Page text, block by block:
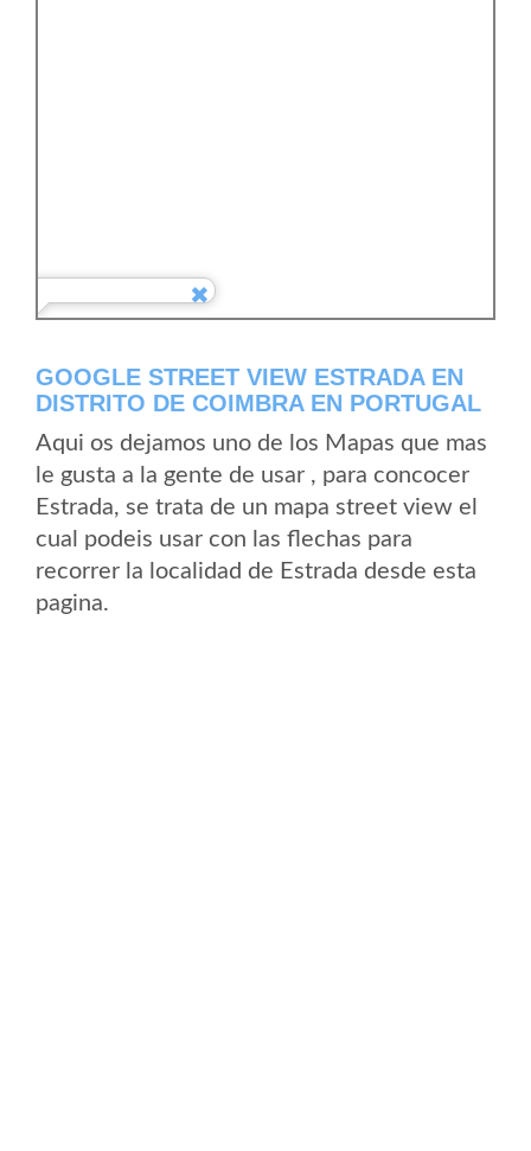
GOOGLE STREET VIEW ESTRADA EN
DISTRITO DE COIMBRA EN PORTUGAL
Aqui os dejamos uno de los Mapas que mas
le gusta a la gente de usar , para concocer
Estrada, se trata de un mapa street view el
cual podeis usar con las flechas para
recorrer la localidad de Estrada desde esta
pagina.